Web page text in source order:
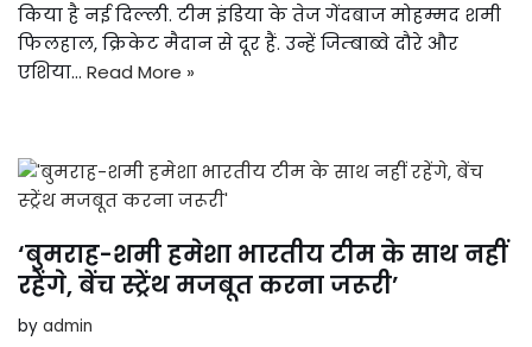
किया है नई दिल्ली. टीम इंडिया के तेज गेंदबाज मोहम्मद शमी
फिलहाल, क्रिकेट मैदान से दूर हैं. उन्हें जिम्बाब्वे दौरे और
एशिया… Read More »
‘बुमराह-शमी हमेशा भारतीय टीम के साथ नहीं
रहेंगे, बेंच स्ट्रेंथ मजबूत करना जरूरी’
by admin